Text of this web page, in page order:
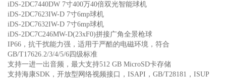
iDS-2DC7440DW 7寸400万40倍双光智能球机
iDS-2DC7623IW-D 7寸6mp球机
iDS-2DC7632IW-D 7寸6mp球机
iDS-2DC7C246MW-D(23xF0)拼接广角全景枪球
IP66，抗干扰能力强，适用于严酷的电磁环境，符合
GB/T17626.2/3/4/5/6四级标准
支持一进一出音频，最大支持512 GB MicroSD卡存储
支持海康SDK，开放型网络视频接口，ISAPI，GB/T28181，ISUP